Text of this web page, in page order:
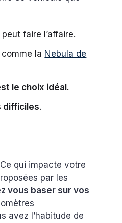
faire l’affaire.
la Nebula de
le choix idéal.
difficiles.
qui impacte votre
par les
vous baser sur vos
avez l’habitude de